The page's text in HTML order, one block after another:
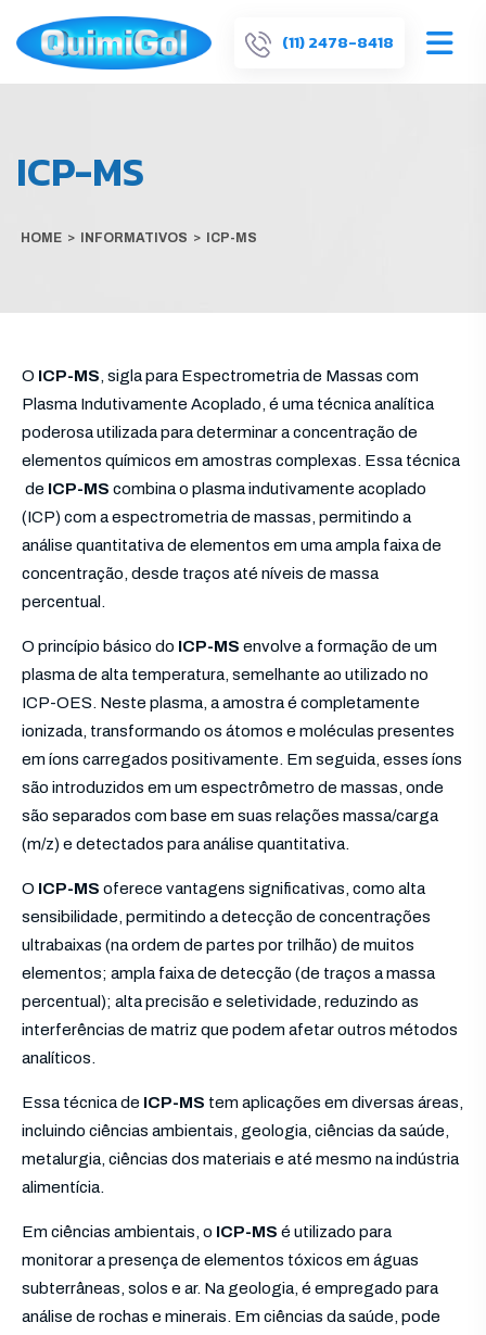
(11) 2478-8418
ICP-MS
HOME > INFORMATIVOS > ICP-MS
O ICP-MS, sigla para Espectrometria de Massas com
Plasma Indutivamente Acoplado, é uma técnica analítica
poderosa utilizada para determinar a concentração de
elementos químicos em amostras complexas. Essa técnica
de ICP-MS combina o plasma indutivamente acoplado
(ICP) com a espectrometria de massas, permitindo a
análise quantitativa de elementos em uma ampla faixa de
concentração, desde traços até níveis de massa
percentual.
O princípio básico do ICP-MS envolve a formação de um
plasma de alta temperatura, semelhante ao utilizado no
ICP-OES. Neste plasma, a amostra é completamente
ionizada, transformando os átomos e moléculas presentes
em íons carregados positivamente. Em seguida, esses íons
são introduzidos em um espectrômetro de massas, onde
são separados com base em suas relações massa/carga
(m/z) e detectados para análise quantitativa.
O ICP-MS oferece vantagens significativas, como alta
sensibilidade, permitindo a detecção de concentrações
ultrabaixas (na ordem de partes por trilhão) de muitos
elementos; ampla faixa de detecção (de traços a massa
percentual); alta precisão e seletividade, reduzindo as
interferências de matriz que podem afetar outros métodos
analíticos.
Essa técnica de ICP-MS tem aplicações em diversas áreas,
incluindo ciências ambientais, geologia, ciências da saúde,
metalurgia, ciências dos materiais e até mesmo na indústria
alimentícia.
Em ciências ambientais, o ICP-MS é utilizado para
monitorar a presença de elementos tóxicos em águas
subterrâneas, solos e ar. Na geologia, é empregado para
análise de rochas e minerais. Em ciências da saúde, pode